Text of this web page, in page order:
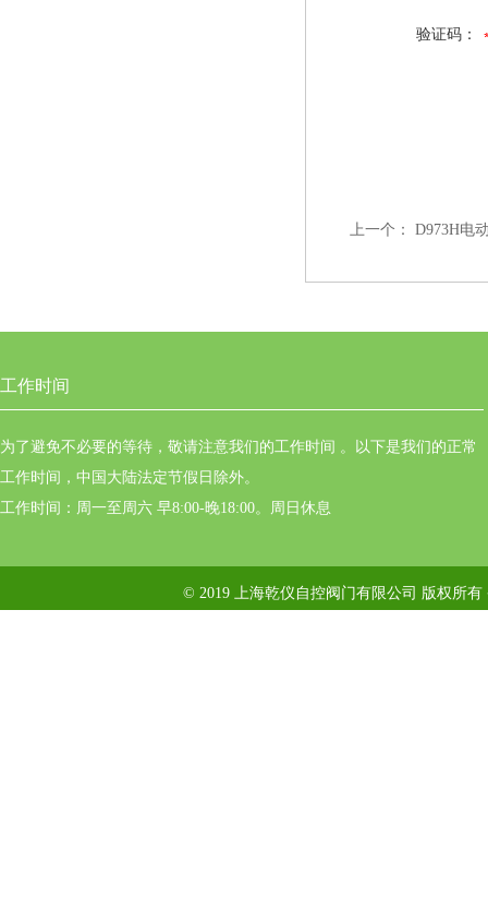
验证码：
上一个： D973H电
工作时间
为了避免不必要的等待，敬请注意我们的工作时间 。以下是我们的正常
工作时间，中国大陆法定节假日除外。
工作时间：周一至周六 早8:00-晚18:00。周日休息
© 2019 上海乾仪自控阀门有限公司 版权所有